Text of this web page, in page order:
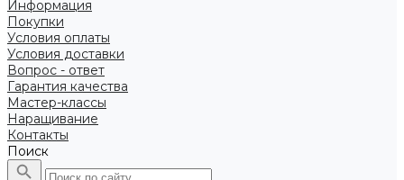
Информация
Покупки
Условия оплаты
Условия доставки
Вопрос - ответ
Гарантия качества
Мастер-классы
Наращивание
Контакты
Поиск